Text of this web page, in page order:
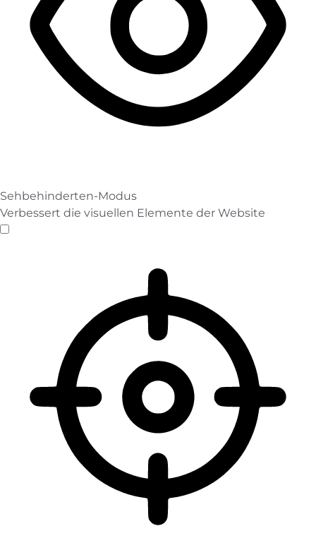
Sehbehinderten-Modus
Verbessert die visuellen Elemente der Website
Sehbehinderten-Modus